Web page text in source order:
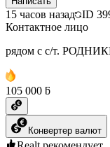
15 часов назад ID
Контактное лицо
рядом с с/т.
105 000 ƃ
Конвертер валют